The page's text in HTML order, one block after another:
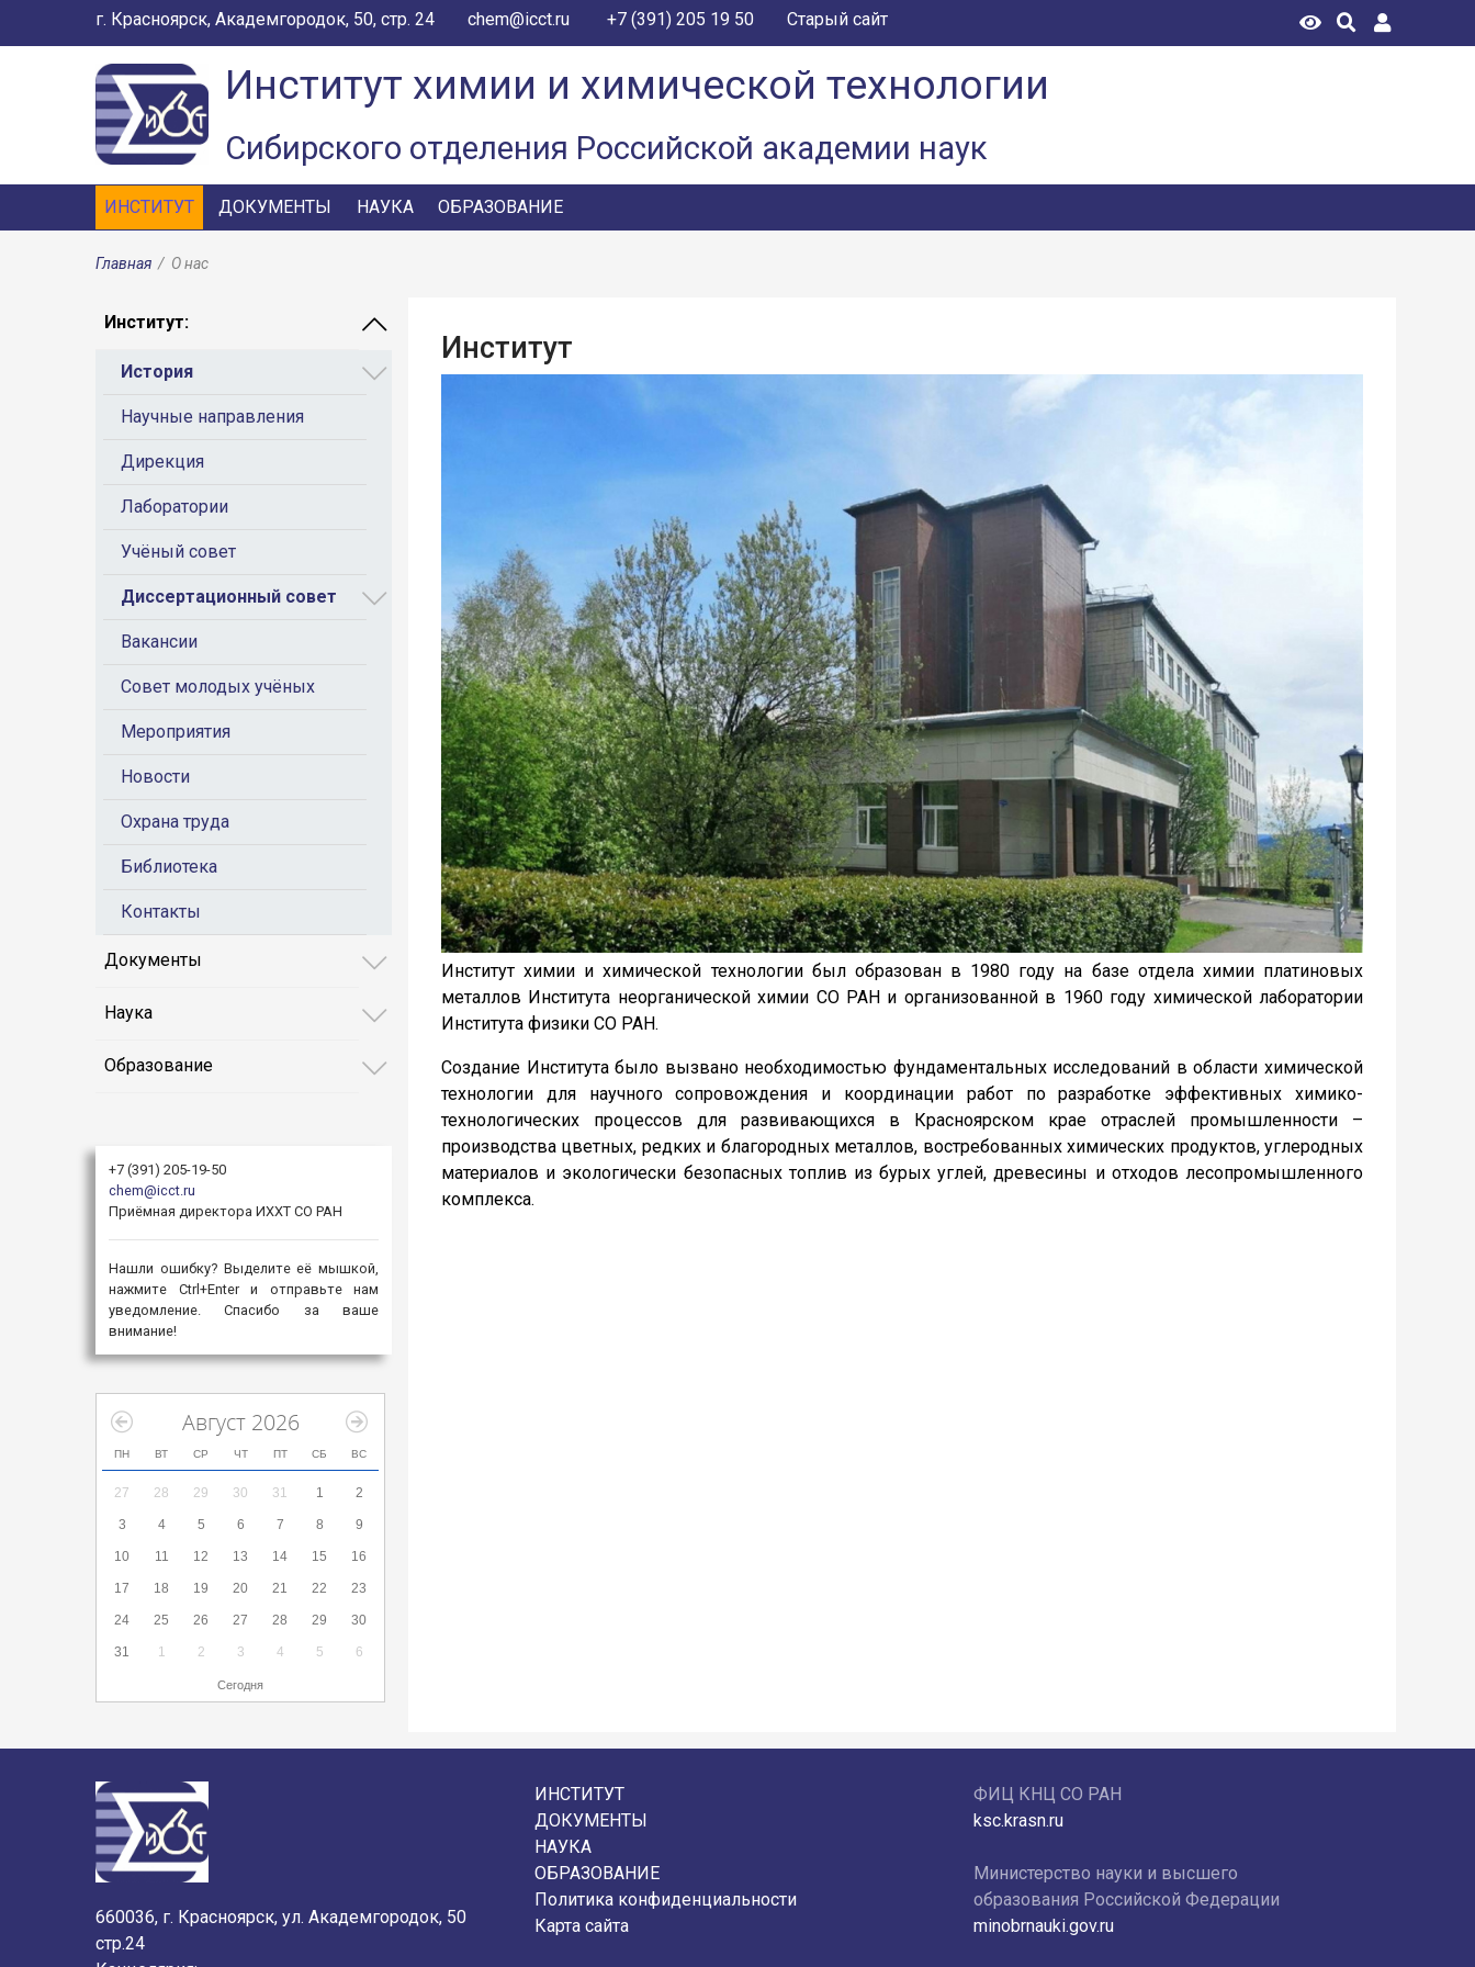
г. Красноярск, Академгородок, 50, стр. 24 chem@icct.ru +7 (391) 205 19 50 Старый сайт
Институт химии и химической технологии
Сибирского отделения Российской академии наук
ИНСТИТУТ ДОКУМЕНТЫ НАУКА ОБРАЗОВАНИЕ
Главная / О нас
Институт:
История
Научные направления
Дирекция
Лаборатории
Учёный совет
Диссертационный совет
Вакансии
Совет молодых учёных
Мероприятия
Новости
Охрана труда
Библиотека
Контакты
Документы
Наука
Образование
+7 (391) 205-19-50
chem@icct.ru
Приёмная директора ИХХТ СО РАН
Нашли ошибку? Выделите её мышкой,
нажмите Ctrl+Enter и отправьте нам
уведомление. Спасибо за ваше
внимание!
Август 2026
ПН ВТ СР ЧТ ПТ СБ ВС
27 28 29 30 31 1 2
3 4 5 6 7 8 9
10 11 12 13 14 15 16
17 18 19 20 21 22 23
24 25 26 27 28 29 30
31 1 2 3 4 5 6
Сегодня
Институт
Институт химии и химической технологии был образован в 1980 году на базе отдела химии платиновых
металлов Института неорганической химии СО РАН и организованной в 1960 году химической лаборатории
Института физики СО РАН.
Создание Института было вызвано необходимостью фундаментальных исследований в области химической
технологии для научного сопровождения и координации работ по разработке эффективных химико-
технологических процессов для развивающихся в Красноярском крае отраслей промышленности –
производства цветных, редких и благородных металлов, востребованных химических продуктов, углеродных
материалов и экологически безопасных топлив из бурых углей, древесины и отходов лесопромышленного
комплекса.
660036, г. Красноярск, ул. Академгородок, 50
стр.24
ИНСТИТУТ
ДОКУМЕНТЫ
НАУКА
ОБРАЗОВАНИЕ
Политика конфиденциальности
Карта сайта
ФИЦ КНЦ СО РАН
ksc.krasn.ru
Министерство науки и высшего
образования Российской Федерации
minobrnauki.gov.ru